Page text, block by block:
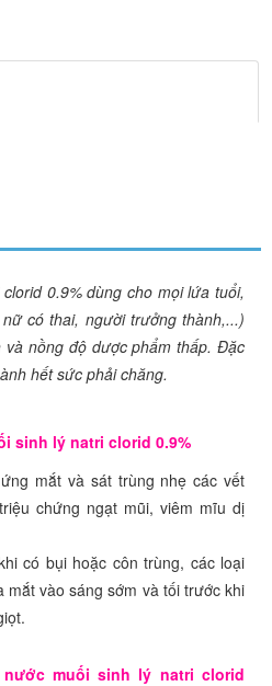
0.9% dùng cho mọi lứa tuổi,
có thai, người trưởng thành,...)
nồng độ dược phẩm thấp. Đặc
hết sức phải chăng.
sinh lý natri clorid 0.9%
mắt và sát trùng nhẹ các vết
chứng ngạt mũi, viêm mĩu dị
có bụi hoặc côn trùng, các loại
mắt vào sáng sớm và tối trước khi
muối sinh lý natri clorid